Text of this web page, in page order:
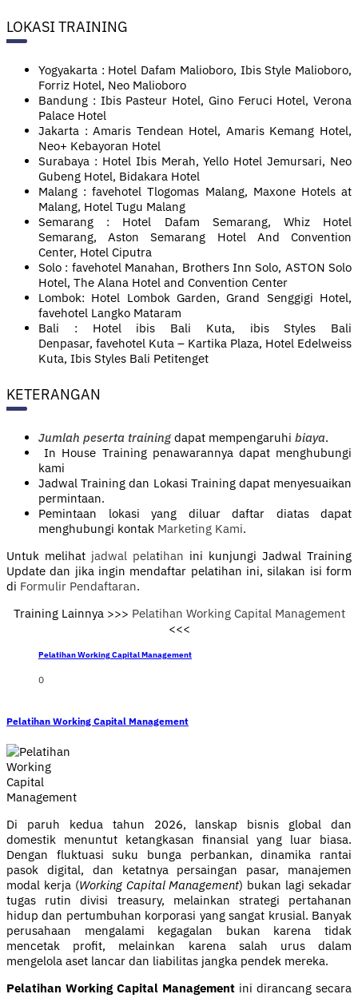
LOKASI TRAINING
Yogyakarta : Hotel Dafam Malioboro, Ibis Style Malioboro,
Forriz Hotel, Neo Malioboro
Bandung : Ibis Pasteur Hotel, Gino Feruci Hotel, Verona
Palace Hotel
Jakarta : Amaris Tendean Hotel, Amaris Kemang Hotel,
Neo+ Kebayoran Hotel
Surabaya : Hotel Ibis Merah, Yello Hotel Jemursari, Neo
Gubeng Hotel, Bidakara Hotel
Malang : favehotel Tlogomas Malang, Maxone Hotels at
Malang, Hotel Tugu Malang
Semarang : Hotel Dafam Semarang, Whiz Hotel
Semarang, Aston Semarang Hotel And Convention
Center, Hotel Ciputra
Solo : favehotel Manahan, Brothers Inn Solo, ASTON Solo
Hotel, The Alana Hotel and Convention Center
Lombok: Hotel Lombok Garden, Grand Senggigi Hotel,
favehotel Langko Mataram
Bali : Hotel ibis Bali Kuta, ibis Styles Bali
Denpasar, favehotel Kuta – Kartika Plaza, Hotel Edelweiss
Kuta, Ibis Styles Bali Petitenget
KETERANGAN
Jumlah peserta trainingdapat mempengaruhi biaya.
In House Training penawarannya dapat menghubungi
kami
Jadwal Training dan Lokasi Training dapat menyesuaikan
permintaan.
Pemintaan lokasi yang diluar daftar diatas dapat
menghubungi kontak Marketing Kami.
Untuk melihat jadwal pelatihan ini kunjungi Jadwal Training
Update dan jika ingin mendaftar pelatihan ini, silakan isi form
di Formulir Pendaftaran.
Training Lainnya >>> Pelatihan Working Capital Management
<<<
Pelatihan Working Capital Management
0
Pelatihan Working Capital Management
Di paruh kedua tahun 2026, lanskap bisnis global dan
domestik menuntut ketangkasan finansial yang luar biasa.
Dengan fluktuasi suku bunga perbankan, dinamika rantai
pasok digital, dan ketatnya persaingan pasar, manajemen
modal kerja (Working Capital Management) bukan lagi sekadar
tugas rutin divisi treasury, melainkan strategi pertahanan
hidup dan pertumbuhan korporasi yang sangat krusial. Banyak
perusahaan mengalami kegagalan bukan karena tidak
mencetak profit, melainkan karena salah urus dalam
mengelola aset lancar dan liabilitas jangka pendek mereka.
Pelatihan Working Capital Management ini dirancang secara